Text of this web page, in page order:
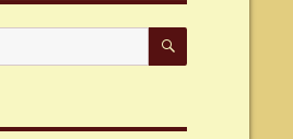
SUCHEN